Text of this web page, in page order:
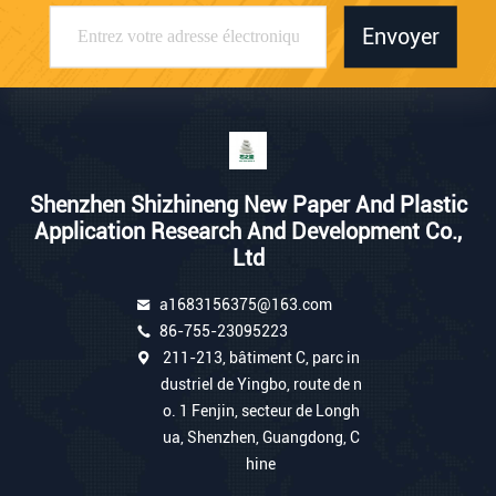
Envoyer
Shenzhen Shizhineng New Paper And Plastic
Application Research And Development Co.,
Ltd
a1683156375@163.com
86-755-23095223
211-213, bâtiment C, parc in
dustriel de Yingbo, route de n
o. 1 Fenjin, secteur de Longh
ua, Shenzhen, Guangdong, C
hine